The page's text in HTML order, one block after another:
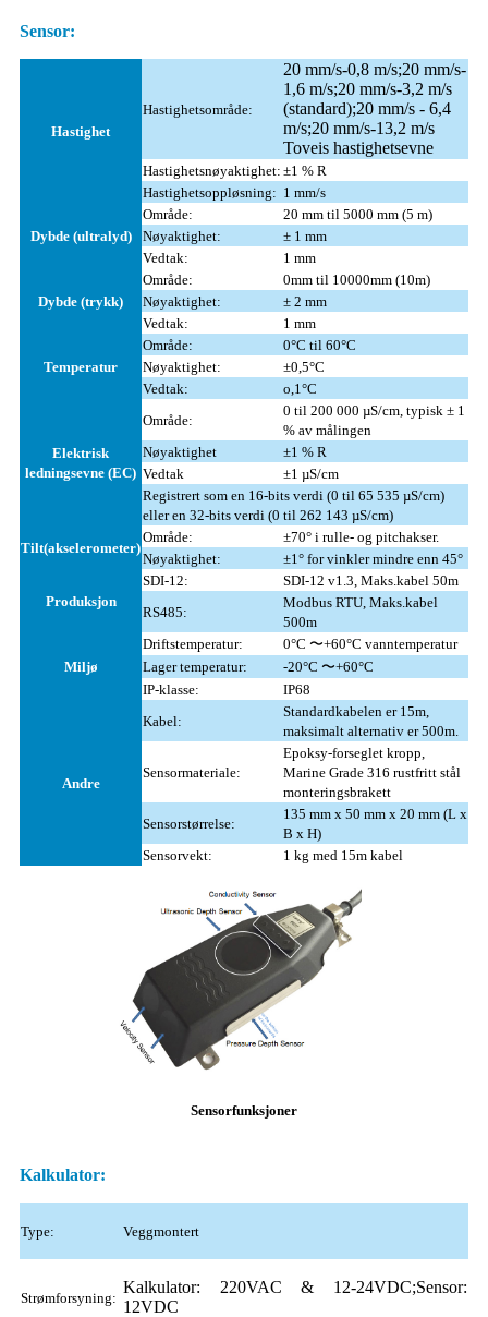
Sensor:
Hastighet
Hastighetsområde:
20 mm/s-0,8 m/s;20 mm/s-
1,6 m/s;20 mm/s-3,2 m/s
(standard);20 mm/s - 6,4
m/s;20 mm/s-13,2 m/s
Toveis hastighetsevne
Hastighetsnøyaktighet: ±1 % R
Hastighetsoppløsning: 1 mm/s
Dybde (ultralyd)
Område:
20 mm til 5000 mm (5 m)
Nøyaktighet:
± 1 mm
Vedtak:
1 mm
Dybde (trykk)
Område:
0mm til 10000mm (10m)
Nøyaktighet:
± 2 mm
Vedtak:
1 mm
Temperatur
Område:
0°C til 60°C
Nøyaktighet:
±0,5°C
Vedtak:
o,1°C
Elektrisk
ledningsevne (EC)
Område:
0 til 200 000 µS/cm, typisk ± 1
% av målingen
Nøyaktighet
±1 % R
Vedtak
±1 µS/cm
Registrert som en 16-bits verdi (0 til 65 535 µS/cm)
eller en 32-bits verdi (0 til 262 143 µS/cm)
Tilt(akselerometer)
Område:
±70° i rulle- og pitchakser.
Nøyaktighet:
±1° for vinkler mindre enn 45°
Produksjon
SDI-12:
SDI-12 v1.3, Maks.kabel 50m
RS485:
Modbus RTU, Maks.kabel
500m
Miljø
Driftstemperatur:
0°C 〜+60°C vanntemperatur
Lager temperatur:
-20°C 〜+60°C
IP-klasse:
IP68
Andre
Kabel:
Standardkabelen er 15m,
maksimalt alternativ er 500m.
Sensormateriale:
Epoksy-forseglet kropp,
Marine Grade 316 rustfritt stål
monteringsbrakett
Sensorstørrelse:
135 mm x 50 mm x 20 mm (L x
B x H)
Sensorvekt:
1 kg med 15m kabel
Sensorfunksjoner
Kalkulator:
Type: Veggmontert
Strømforsyning:
Kalkulator: 220VAC & 12-24VDC;Sensor:
12VDC